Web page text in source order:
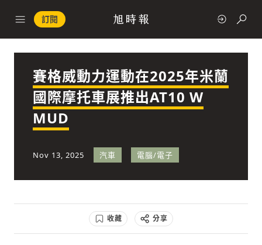
訂閱
快速連結
政治
經濟
科技
賽格威動力運動在2025年米蘭
國際摩托車展推出AT10 W
MUD
Nov 13, 2025 汽車 電腦/電子
收藏 分享